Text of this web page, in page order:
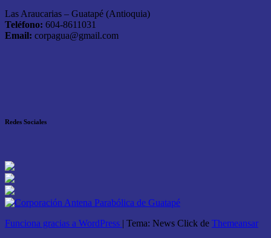
Las Araucarias – Guatapé (Antioquia)
Teléfono: 604-8611031
Email: corpagua@gmail.com
Redes Sociales
Funciona gracias a WordPress | Tema: News Click de Themeansar